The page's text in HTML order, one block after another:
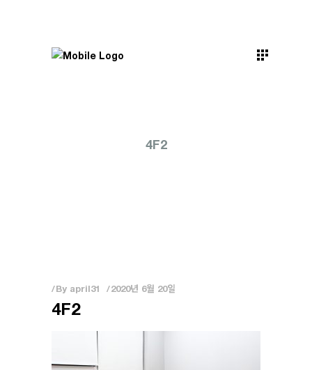
4F2
By april31 2020년 6월 20일
4F2